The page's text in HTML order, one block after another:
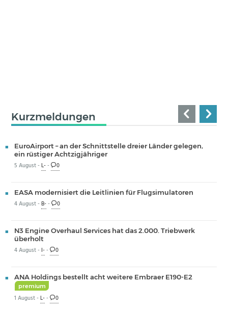
Kurzmeldungen
EuroAirport – an der Schnittstelle dreier Länder gelegen,
ein rüstiger Achtzigjähriger
5 August -L-- 0
EASA modernisiert die Leitlinien für Flugsimulatoren
4 August -B-- 0
N3 Engine Overhaul Services hat das 2.000. Triebwerk
überholt
4 August - I-- 0
ANA Holdings bestellt acht weitere Embraer E190-E2
premium
1 August -L-- 0